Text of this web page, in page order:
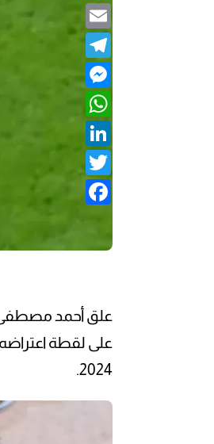
Email
Telegram
Messenger
WhatsApp
LinkedIn
Twitter
Facebook
علق أحمد مصطفى
على لقطة اعتراضه
2024.